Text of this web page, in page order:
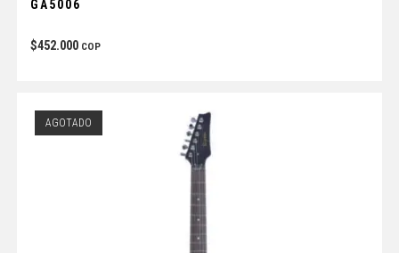
GA5006
$452.000 COP
AGOTADO